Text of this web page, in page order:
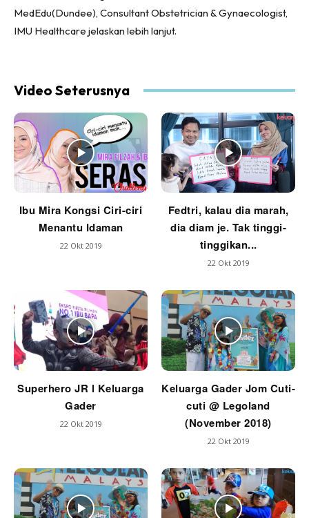
MedEdu(Dundee), Consultant Obstetrician & Gynaecologist,
IMU Healthcare jelaskan lebih lanjut.
Video Seterusnya
Ibu Mira Kongsi Ciri-ciri
Menantu Idaman
22 Okt 2019
Fedtri, kalau dia marah,
dia diam je. Tak tinggi-
tinggikan...
22 Okt 2019
Superhero JR l Keluarga
Gader
22 Okt 2019
Keluarga Gader Jom Cuti-
cuti @ Legoland
(November 2018)
22 Okt 2019